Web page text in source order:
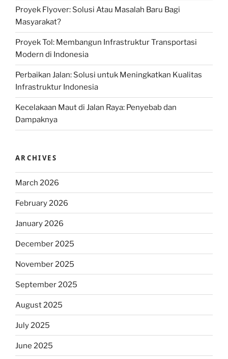
Proyek Flyover: Solusi Atau Masalah Baru Bagi
Masyarakat?
Proyek Tol: Membangun Infrastruktur Transportasi
Modern di Indonesia
Perbaikan Jalan: Solusi untuk Meningkatkan Kualitas
Infrastruktur Indonesia
Kecelakaan Maut di Jalan Raya: Penyebab dan
Dampaknya
ARCHIVES
March 2026
February 2026
January 2026
December 2025
November 2025
September 2025
August 2025
July 2025
June 2025